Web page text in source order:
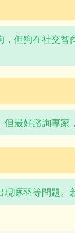
但狗在社交
最好諮詢專家
啄羽等問題。